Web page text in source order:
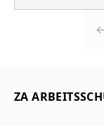
←
ZA